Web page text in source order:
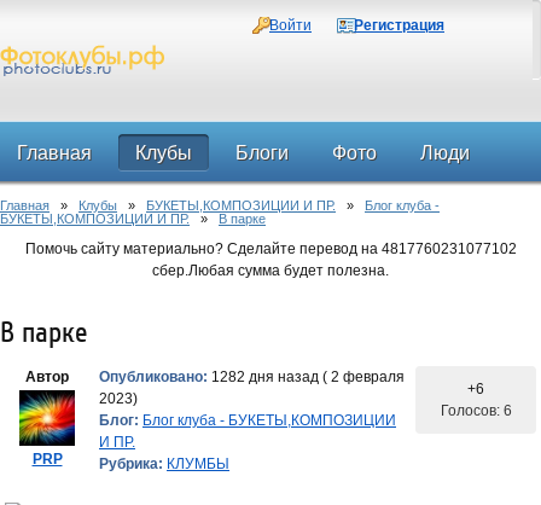
Войти Регистрация
Главная Клубы Блоги Фото Люди
Форум
Главная » Клубы » БУКЕТЫ,КОМПОЗИЦИИ И ПР. » Блог клуба -
БУКЕТЫ,КОМПОЗИЦИИ И ПР. » В парке
Помочь сайту материально? Сделайте перевод на 4817760231077102
сбер.Любая сумма будет полезна.
В парке
Автор
PRP
Опубликовано: 1282 дня назад ( 2 февраля
2023)
Блог: Блог клуба - БУКЕТЫ,КОМПОЗИЦИИ
И ПР.
Рубрика: КЛУМБЫ
+6
Голосов: 6